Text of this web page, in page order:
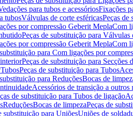
para tubos e acessóriosFixações
tubosVálvulas de corte esféricasPeças de
por compressão Geberit MeplaCom
Peças de substituição para
por compressão Geberit MeplaCom
para Com ligações por
Peças de substituição para
TubosPeças de substituição para Tubos
para ReduçõesBocas de
Acessórios de transição a outros
de substituição para Tubos de ligação
ReduçõesBocas de limpezaPeças de
substituição para UniõesUniões de